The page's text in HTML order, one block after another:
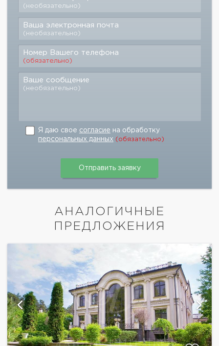
(необязательно)
Ваша электронная почта
(необязательно)
Номер Вашего телефона
(обязательно)
Ваше сообщение
(необязательно)
Я даю свое согласие на обработку
персональных данных (обязательно)
АНАЛОГИЧНЫЕ
ПРЕДЛОЖЕНИЯ